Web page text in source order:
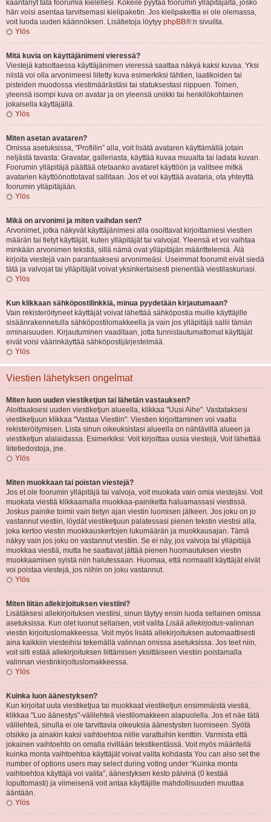
kääntänyt tätä foorumia kielellesi. Kokeile pyytää foorumin ylläpitäjältä, josko
hän voisi asentaa tarvitsemasi kielipaketin. Jos kielipakettia ei ole olemassa,
voit luoda uuden käännöksen. Lisätietoja löytyy phpBB®:n sivuilta.
Ylös
Mitä kuvia on käyttäjänimeni vieressä?
Viestejä katsottaessa käyttäjänimen vieressä saattaa näkyä kaksi kuvaa. Yksi
niistä voi olla arvonimeesi liitetty kuva esimerkiksi tähtien, laatikoiden tai
pisteiden muodossa viestimäärästäsi tai statuksestasi riippuen. Toinen,
yleensä isompi kuva on avatar ja on yleensä uniikki tai henkilökohtainen
jokaisella käyttäjällä.
Ylös
Miten asetan avataren?
Omissa asetuksissa, “Profiilin” alla, voit lisätä avataren käyttämällä jotain
neljästä tavasta: Gravatar, galleriasta, käyttää kuvaa muualta tai ladata kuvan.
Foorumin ylläpitäjä päättää otetaanko avataret käyttöön ja valitsee mitkä
avatarien käyttöönottotavat sallitaan. Jos et voi käyttää avataria, ota yhteyttä
foorumin ylläpitäjään.
Ylös
Mikä on arvonimi ja miten vaihdan sen?
Arvonimet, jotka näkyvät käyttäjänimesi alla osoittavat kirjoittamiesi viestien
määrän tai tietyt käyttäjät, kuten ylläpitäjät tai valvojat. Yleensä et voi vaihtaa
minkään arvonimen tekstiä, sillä nämä ovat ylläpitäjän määrittelemiä. Älä
kirjoita viestejä vain parantaaksesi arvonimeäsi. Useimmat foorumit eivät siedä
tätä ja valvojat tai ylläpitäjät voivat yksinkertaisesti pienentää viestilaskuriasi.
Ylös
Kun klikkaan sähköpostilinkkiä, minua pyydetään kirjautumaan?
Vain rekisteröityneet käyttäjät voivat lähettää sähköpostia muille käyttäjille
sisäänrakennetulla sähköpostilomakkeella ja vain jos ylläpitäjä sallii tämän
ominaisuuden. Kirjautuminen vaaditaan, jotta tunnistautumattomat käyttäjät
eivät voisi väärinkäyttää sähköpostijärjestelmää.
Ylös
Viestien lähetyksen ongelmat
Miten luon uuden viestiketjun tai lähetän vastauksen?
Aloittaaksesi uuden viestiketjun alueella, klikkaa "Uusi Aihe". Vastataksesi
viestiketjuun klikkaa "Vastaa Viestiin". Viestien kirjoittaminen voi vaatia
rekisteröitymisen. Lista sinun oikeuksistasi alueella on nähtävillä alueen ja
viestiketjun alalaidassa. Esimerkiksi: Voit kirjoittaa uusia viestejä, Voit lähettää
liitetiedostoja, jne.
Ylös
Miten muokkaan tai poistan viestejä?
Jos et ole foorumin ylläpitäjä tai valvoja, voit muokata vain omia viestejäsi. Voit
muokata viestiä klikkaamalla muokkaa-painiketta haluamassasi viestissä.
Joskus painike toimii vain tietyn ajan viestin luomisen jälkeen. Jos joku on jo
vastannut viestiin, löydät viestiketjuun palatessasi pienen tekstin viestisi alla,
joka kertoo viestin muokkauskertojen lukumäärän ja muokkausajan. Tämä
näkyy vain jos joku on vastannut viestiin. Se ei näy, jos valvoja tai ylläpitäjä
muokkaa viestiä, mutta he saattavat jättää pienen huomautuksen viestin
muokkaamisen syistä niin halutessaan. Huomaa, että normaalit käyttäjät eivät
voi poistaa viestejä, jos niihin on joku vastannut.
Ylös
Miten liitän allekirjoituksen viestiini?
Lisätäksesi allekirjoituksen viestiisi, sinun täytyy ensin luoda sellainen omissa
asetuksissa. Kun olet luonut sellaisen, voit valita Lisää allekirjoitus-valinnan
viestin kirjoituslomakkeessa. Voit myös lisätä allekirjoituksen automaattisesti
aina kaikkiin viesteihisi tekemällä valinnan omissa asetuksissa. Jos teet niin,
voit silti estää allekirjoituksen liittämisen yksittäiseen viestiin poistamalla
valinnan viestinkirjoituslomakkeessa.
Ylös
Kuinka luon äänestyksen?
Kun kirjoitat uuta viestiketjua tai muokkaat viestiketjun ensimmäistä viestiä,
klikkaa "Luo äänestys"-välilehteä viestilomakkeen alapuolella. Jos et näe tätä
välilehteä, sinulla ei ole tarvittavia oikeuksia äänestysten luomiseen. Syötä
otsikko ja ainakin kaksi vaihtoehtoa niille varattuihin kenttiin. Varmista että
jokainen vaihtoehto on omalla rivillään tekstikentässä. Voit myös määritellä
kuinka monta vaihtoehtoa käyttäjät voivat valita kohdasta You can also set the
number of options users may select during voting under “Kuinka monta
vaihtoehtoa käyttäjä voi valita”, äänestyksen kesto päivinä (0 kestää
loputtomasti) ja viimeisenä voit antaa käyttäjille mahdollisuuden muuttaa
ääntään.
Ylös